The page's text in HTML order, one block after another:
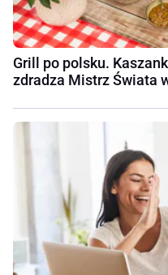
Grill po polsku.
zdradza Mistrz Świata